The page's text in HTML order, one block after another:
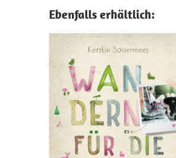
Ebenfalls erhältlich: